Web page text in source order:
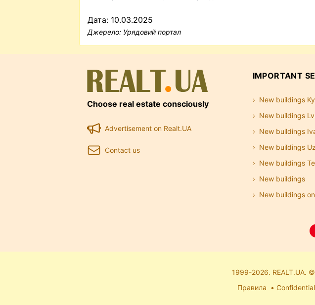
Дата: 10.03.2025
Джерело: Урядовий портал
Choose real estate consciously
Advertisement on Realt.UA
Contact us
IMPORTANT
New buildings
New buildings
New buildings
New buildings
New buildings
New buildings
New buildings
1999-2026. REALT.UA.
Правила